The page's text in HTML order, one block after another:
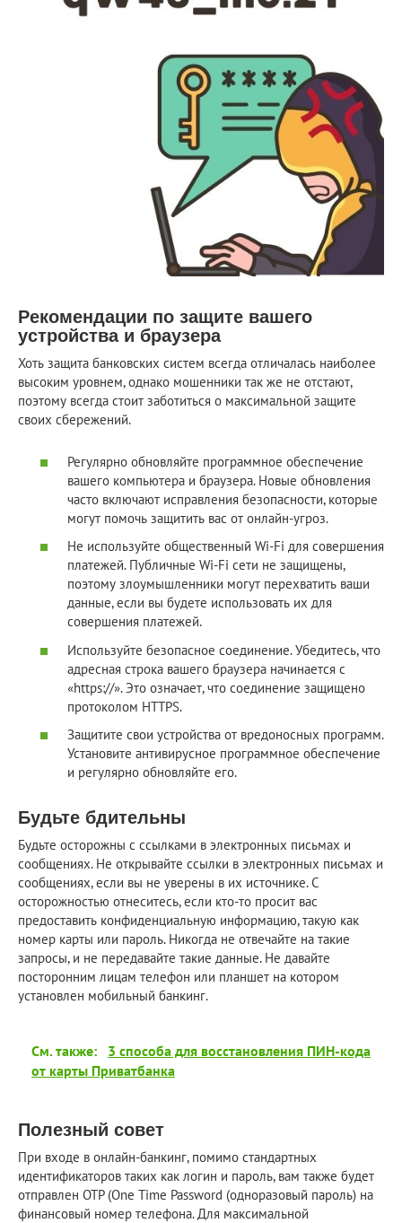
Рекомендации по защите вашего
устройства и браузера
Хоть защита банковских систем всегда отличалась наиболее
высоким уровнем, однако мошенники так же не отстают,
поэтому всегда стоит заботиться о максимальной защите
своих сбережений.
Регулярно обновляйте программное обеспечение
вашего компьютера и браузера. Новые обновления
часто включают исправления безопасности, которые
могут помочь защитить вас от онлайн-угроз.
Не используйте общественный Wi-Fi для совершения
платежей. Публичные Wi-Fi сети не защищены,
поэтому злоумышленники могут перехватить ваши
данные, если вы будете использовать их для
совершения платежей.
Используйте безопасное соединение. Убедитесь, что
адресная строка вашего браузера начинается с
«https://». Это означает, что соединение защищено
протоколом HTTPS.
Защитите свои устройства от вредоносных программ.
Установите антивирусное программное обеспечение
и регулярно обновляйте его.
Будьте бдительны
Будьте осторожны с ссылками в электронных письмах и
сообщениях. Не открывайте ссылки в электронных письмах и
сообщениях, если вы не уверены в их источнике. С
осторожностью отнеситесь, если кто-то просит вас
предоставить конфиденциальную информацию, такую как
номер карты или пароль. Никогда не отвечайте на такие
запросы, и не передавайте такие данные. Не давайте
посторонним лицам телефон или планшет на котором
установлен мобильный банкинг.
См. также:
3 способа для восстановления ПИН-кода
от карты Приватбанка
Полезный совет
При входе в онлайн-банкинг, помимо стандартных
идентификаторов таких как логин и пароль, вам также будет
отправлен OTP (One Time Password (одноразовый пароль) на
финансовый номер телефона. Для максимальной